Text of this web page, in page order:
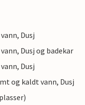
Dusj
Dusj og badekar
Dusj
og kaldt vann, Dusj